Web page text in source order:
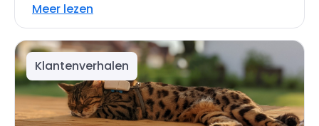
Meer lezen
Klantenverhalen